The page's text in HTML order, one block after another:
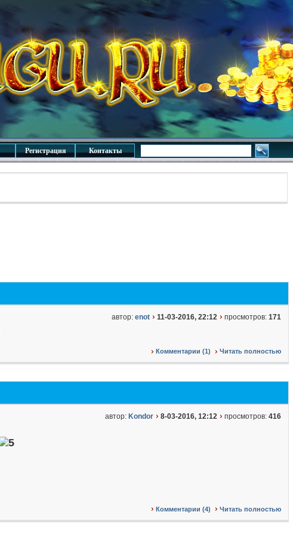
Регистрация Контакты
автор: enot 11-03-2016, 22:12 просмотров: 171
Комментарии (1) Читать полностью
автор: Kondor 8-03-2016, 12:12 просмотров: 416
Комментарии (4) Читать полностью